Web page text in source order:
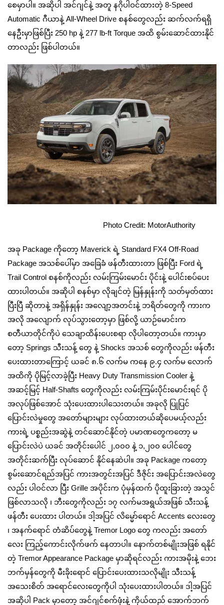
စေမှာပါ။ အဆိုပါ အင်ဂျင်နဲ့ အတူ နဂိုပါဝင်ထားတဲ့ 8-Speed
Automatic ဂီယာနဲ့ All-Wheel Drive စနစ်တွေလည်း ဆက်လက်ရရှိ
နေဦးမှာဖြစ်ပြီး 250 hp နဲ့ 277 lb-ft Torque အထိ စွမ်းဆောင်ထားနိုင်
တာလည်း ဖြစ်ပါတယ်။
Photo Credit: MotorAuthority
အခု Package ကိုတော့ Maverick ရဲ့ Standard FX4 Off-Road
Package အသစ်ပေါ်မှာ အခြေခံ ဖန်တီးထားတာ ဖြစ်ပြီး Ford ရဲ့
Trail Control စနစ်ကိုလည်း လမ်းကြမ်းမောင်း ပိုင်းနဲ့ ပေါင်းစပ်ပေး
ထားပါတယ်။ အဆိုပါ စနစ်မှာ လိုချင်တဲ့ မြန်နှုန်းကို သတ်မှတ်ထား
ပြီးပြီ ဆိုတာနဲ့ အရှိန်နှုန်း အလျော့အတင်းနဲ့ ဘရိတ်တွေကို ကားက
အလို အလျောက် လုပ်သွားတော့မှာ ဖြစ်လို့ ယာဉ်မောင်းက
စတီယာတိုင်ကိုပဲ သေချာထိန်းပေးစရာ လိုပါတော့တယ်။ ကားမှာ
တော့ Springs သီးသန့် တွေ နဲ့ Shocks အသစ် တွေကိုလည်း ဖန်တီး
ပေးထားတာကြောင့် ယခင် ၈.၆ လက်မ ကနေ ၉.၄ လက်မ လောက်
အထိကို ပိုမြင့်လာခဲ့ပြီး Heavy Duty Transmission Cooler နဲ့
အဆင့်မြင့် Half-Shafts တွေကိုလည်း လမ်းကြမ်းပိုင်းမောင်းရင် ပို
အလုပ်ဖြစ်အောင် သုံးပေးထားပါသေးတယ်။ အခုလို ပြုပြင်
ပြောင်းလဲမှုတွေ အတော်များများ လုပ်ထားတယ်ဆိုပေမယ့်လည်း
ကားရဲ့ ပစ္စည်းအဆွဲနဲ့ တင်ဆောင်နိုင်တဲ့ ပမာဏတွေကတော့ မ
ပြောင်းလဲပဲ ယခင် အတိုင်းပေါင် ၂,၀၀၀ နဲ့ ၁,၂၀၀ ပေါင်တွေ
အတိုင်းဆက်ပြီး လုပ်ဆောင် နိုင်နေဆဲပါ။ အခု Package ကတော့
စွမ်းဆောင်ရည်အပြင် ကားအတွင်းအပြင် ဒီဇိုင်း အပြောင်းအလဲတွေ
လည်း ပါဝင်လာ ပြီး Grille အပိုင်းက ပုံမှန်ထက် ပိုထူးခြားတဲ့ အသွင်
ဖြစ်လာသလို ၊ ဘီးတွေကိုလည်း ၁၇ လက်မအရွယ်အဖြစ် သီးသန့်
ဖန်တီး ပေးထား ပါတယ်။ ဒါ့အပြင် လိမ္မော်ရောင် Accents လေးတွေ
၊ အနက်ရောင် တံဆိပ်တွေနဲ့ Tremor Logo တွေ ကလည်း အတော်
လေး ကြည့်ကောင်းလိုက်ဖက် နေတာပါ။ နောက်တစ်မျိုးအဖြစ် ရနိုင်
တဲ့ Tremor Appearance Package မှာဆိုရင်လည်း ကားအမိုးနဲ့ ဘေး
ဘက်မှန်တွေကို မီးခိုးရောင် ပြောင်းပေးထားသလိုမျိုး သီးသန့်
အသေးစိတ် အရောင်လေးတွေကိုပါ သုံးပေးထားပါတယ်။ ဒါ့အပြင်
အဆိုပါ Pack မှာတော့ အင်ဂျင်စက်ဖုံးနဲ့ ကိုယ်‌ထည် အောက်ဘက်